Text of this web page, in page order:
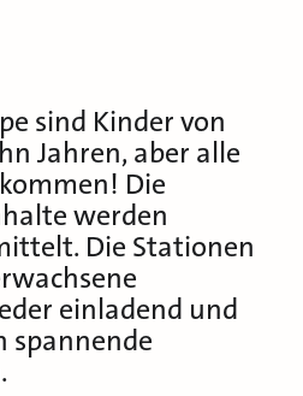
sind Kinder von
Jahren, aber alle
Die
werden
Die Stationen
einladend und
spannende